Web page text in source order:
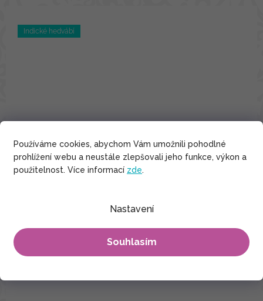
Používáme cookies, abychom Vám umožnili pohodlné
prohlížení webu a neustále zlepšovali jeho funkce, výkon a
použitelnost. Více informací zde.
Nastavení
Souhlasím
Indické hedvábí